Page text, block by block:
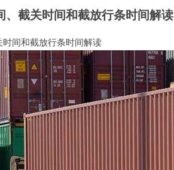
、截关时间和截放行条时间解读
间和截放行条时间解读